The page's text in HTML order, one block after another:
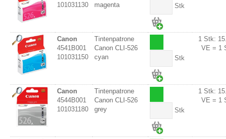
101031130
magenta
Stk
Canon
4541B001
101031150
Tintenpatrone
Canon CLI-526
cyan
Stk
1 Stk:
VE = 1
Canon
4544B001
101031180
Tintenpatrone
Canon CLI-526
grey
Stk
1 Stk:
VE = 1